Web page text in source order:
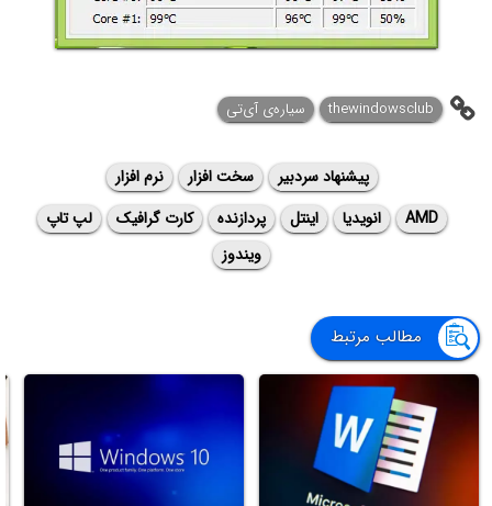
thewindowsclub سیاره‌ی ‌آی‌تی
پیشنهاد سردبیر سخت افزار
نرم افزار
AMD
انویدیا اینتل پردازنده کارت گرافیک
لپ تاپ
ویندوز
مطالب مرتبط